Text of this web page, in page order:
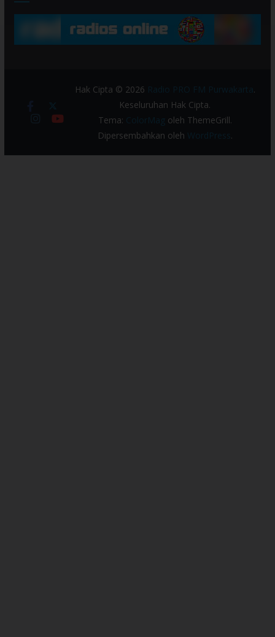
Hak Cipta © 2026 Radio PRO FM Purwakarta.
Keseluruhan Hak Cipta.
Tema: ColorMagoleh ThemeGrill.
Dipersembahkan oleh WordPress .